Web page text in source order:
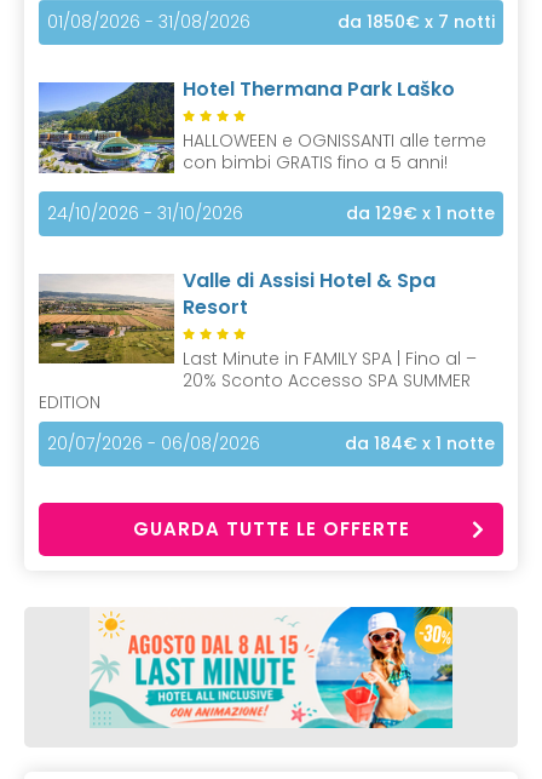
01/08/2026 - 31/08/2026 da 1850€ x 7 notti
Hotel Thermana Park Laško
HALLOWEEN e OGNISSANTI alle terme
con bimbi GRATIS fino a 5 anni!
24/10/2026 - 31/10/2026 da 129€ x 1 notte
Valle di Assisi Hotel & Spa
Resort
Last Minute in FAMILY SPA | Fino al –
20% Sconto Accesso SPA SUMMER
EDITION
20/07/2026 - 06/08/2026
da 184€ x 1 notte
GUARDA TUTTE LE OFFERTE